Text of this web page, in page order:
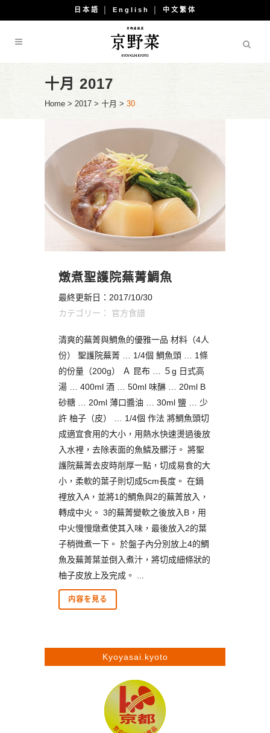
日本語 English 中文繁体
十月 2017
Home > 2017 > 十月 > 30
燉煮聖護院蕪菁鯛魚
最終更新日：2017/10/30
カテゴリー： 官方食譜
清爽的蕪菁與鯛魚的優雅一品 材料（4人
份） 聖護院蕪菁 … 1/4個 鯛魚頭 … 1條
的份量（200g） Ａ 昆布 … ５g 日式高
湯 … 400ml 酒 … 50ml 味醂 … 20ml B
砂糖 … 20ml 薄口醬油 … 30ml 鹽 … 少
許 柚子（皮） … 1/4個 作法 將鯛魚頭切
成適宜食用的大小，用熱水快速燙過後放
入水裡，去除表面的魚鱗及髒汙。 將聖
護院蕪菁去皮時削厚一點，切成易食的大
小，柔軟的葉子則切成5cm長度。 在鍋
裡放入A，並將1的鯛魚與2的蕪菁放入，
轉成中火。 3的蕪菁變軟之後放入B，用
中火慢慢燉煮使其入味，最後放入2的葉
子稍微煮一下。 於盤子內分別放上4的鯛
魚及蕪菁葉並倒入煮汁，將切成細條狀的
柚子皮放上及完成。 ...
内容を見る
Kyoyasai.kyoto